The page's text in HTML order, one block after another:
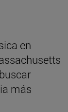
en
más